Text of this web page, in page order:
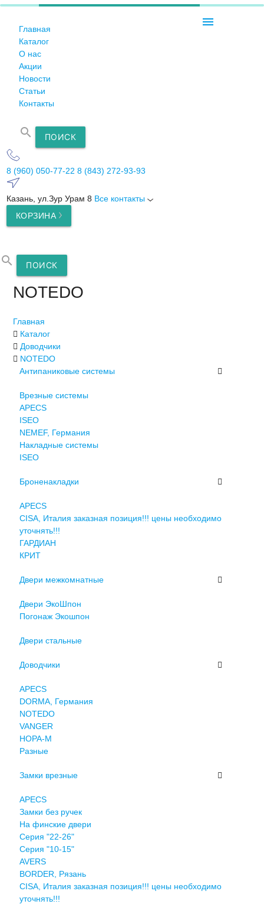
menu
Главная
Каталог
О нас
Акции
Новости
Статьи
Контакты
search ПОИСК
8 (960) 050-77-22 8 (843) 272-93-93
Казань, ул.Зур Урам 8 Все контакты
КОРЗИНА
search ПОИСК
NOTEDO
Главная
Каталог
Доводчики
NOTEDO
Антипаниковые системы
Врезные системы
APECS
ISEO
NEMEF, Германия
Накладные системы
ISEO
Броненакладки
APECS
CISA, Италия заказная позиция!!! цены необходимо
уточнять!!!
ГАРДИАН
КРИТ
Двери межкомнатные
Двери ЭкоШпон
Погонаж Экошпон
Двери стальные
Доводчики
APECS
DORMA, Германия
NOTEDO
VANGER
НОРА-М
Разные
Замки врезные
APECS
Замки без ручек
На финские двери
Серия "22-26"
Серия "10-15"
AVERS
BORDER, Рязань
CISA, Италия заказная позиция!!! цены необходимо
уточнять!!!